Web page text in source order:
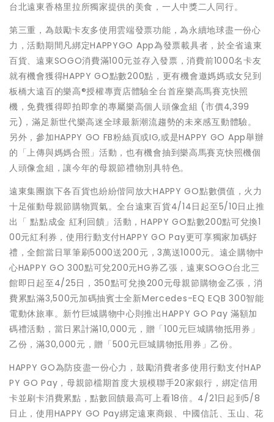
台北遠東香格里拉所獨家提供的美食，一人中獎二人同行。
第三重，為鼓勵卡友多使用雲端發票功能，為永續地球盡一份心
力，活動期間凡綁定HAPPYGO App為發票載具者，於全省遠東
百貨、遠東SOGO消費滿100元並存入發票，消費前1000名卡友
就有機會獲得HAPPY GO點數200點，更有機會邀媽媽或女兒到
板橋大遠百的樂高®授權專賣店體驗全台首座樂高馬賽克快照
機，免費獲得即拍即拿的專屬樂高個人頭像盒組 (市價4,399
元)，滿足新世代樂高迷全球最新潮流趨勢的未來感互動體驗。
另外，參加HAPPY GO FB粉絲頁或IG,或是HAPPY GO App舉辦
的「上傳與媽媽合照」活動，也有機會抽到樂高馬賽克快照機個
人頭像盒組，讓今年的母親節禮物別具特色。
遠東集團旗下各百貨也紛紛偕同放大HAPPY GO點數價值，火力
十足催動母親節購物買氣。全台遠東百貨4/14日起至5/10日止推
出「 點點成金 紅利回饋」活動，HAPPY GO點數200點可兌換1
00元紅利券，使用行動支付HAPPY GO Pay更可享獨家加碼好
禮，全館當日單筆刷5000送200元，3萬送1000元。遠企購物中
心HAPPY GO 300點可兌200元HG券乙張，遠東SOGO台北三
館即日起至4/25日，350點可兌換200元母親節購物金乙張，消
費累點滿3,500元加碼抽賓士全新Mercedes-EQ EQB 300智能
電動休旅車。新竹巨城購物中心則推出HAPPY GO Pay 滿額加
碼禮活動，當日累計滿10,000元，贈「100元巨城購物抵用券」
乙份，滿30,000元，贈「500元巨城購物抵用券」乙份。
HAPPY GO為防疫盡一份心力，鼓勵消費者多使用行動支付HAP
PY GO Pay，母親節檔期首度大規模聯手20家銀行，綁定信用
卡並刷卡消費累點，點數回饋最高可上看18倍。4/21日起到5/8
日止，使用HAPPY GO Pay綁定遠東商銀、中國信託、玉山、花